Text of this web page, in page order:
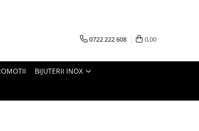
0722 222 608 0,00
BIJUTERII INOX